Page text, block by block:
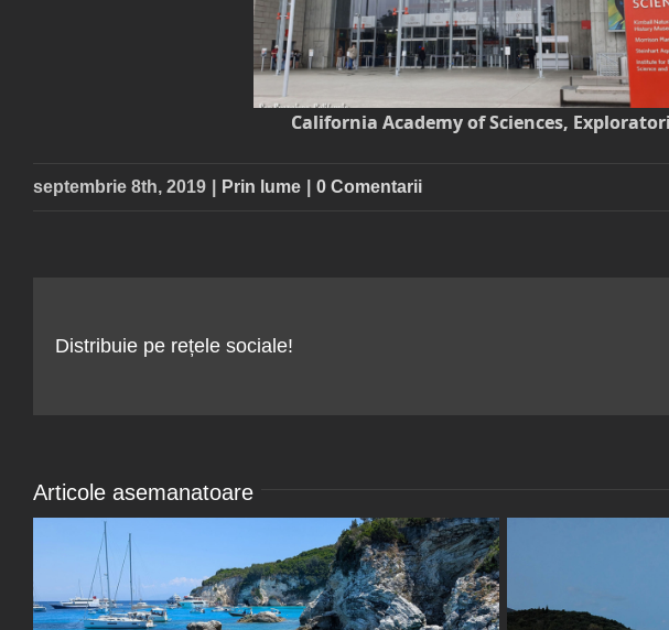
California Academy of Sciences,
septembrie 8th, 2019 Prin lume 0 Comentarii
Distribuie pe rețele sociale!
Articole asemanatoare